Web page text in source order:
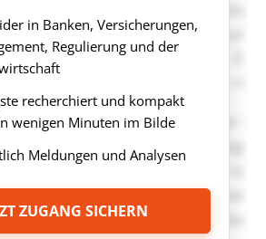
in Banken, Versicherungen,
Regulierung und der
recherchiert und kompakt
wenigen Minuten im Bilde
Meldungen und Analysen
ZUGANG SICHERN